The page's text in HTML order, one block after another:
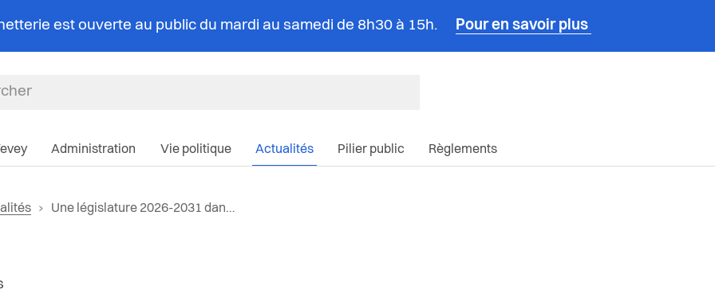
est ouverte au public du mardi au samedi de 8h30 à 15h. Pour en savoir plus
Administration Vie politique Actualités Pilier public Règlements
vers la page d'accueil
Page actuelle:
Une législature 2026-2031 dans la continuité de l’exercice actuel
la catégorie: